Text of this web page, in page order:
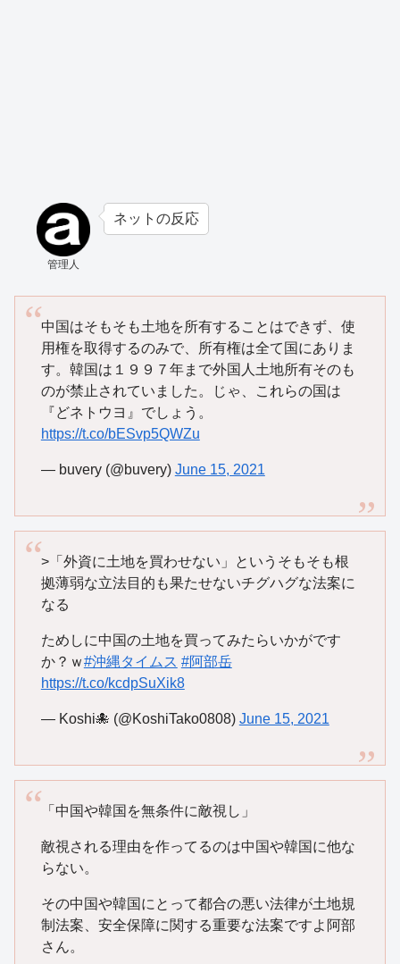
管理人
ネットの反応
中国はそもそも土地を所有することはできず、使
用権を取得するのみで、所有権は全て国にありま
す。韓国は１９９７年まで外国人土地所有そのも
のが禁止されていました。じゃ、これらの国は
『どネトウヨ』でしょう。
https://t.co/bESvp5QWZu
— buvery (@buvery) June 15, 2021
>「外資に土地を買わせない」というそもそも根
拠薄弱な立法目的も果たせないチグハグな法案に
なる
ためしに中国の土地を買ってみたらいかがです
か？ｗ#沖縄タイムス #阿部岳
https://t.co/kcdpSuXik8
— Koshi🐙 (@KoshiTako0808) June 15, 2021
「中国や韓国を無条件に敵視し」
敵視される理由を作ってるのは中国や韓国に他な
らない。
その中国や韓国にとって都合の悪い法律が土地規
制法案、安全保障に関する重要な法案ですよ阿部
さん。